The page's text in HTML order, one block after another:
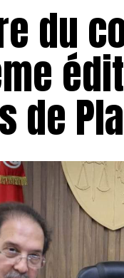
du
de